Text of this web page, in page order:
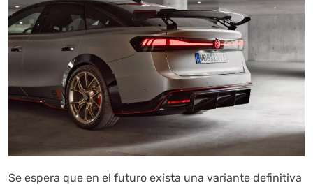
Se espera que en el futuro exista una variante definitiva